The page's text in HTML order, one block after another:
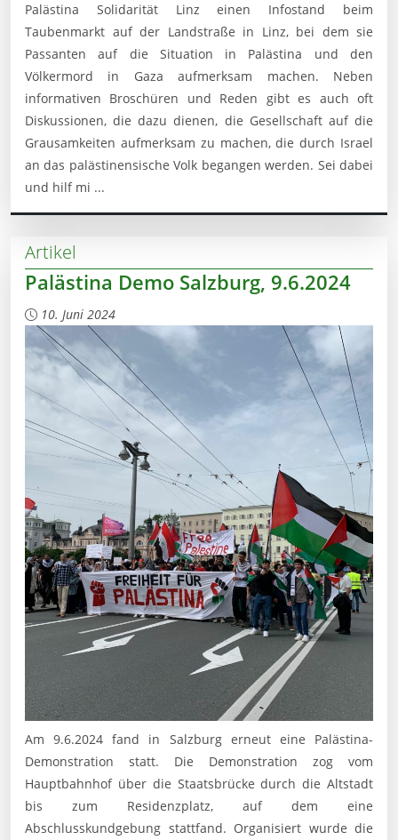
Palästina Solidarität Linz einen Infostand beim
Taubenmarkt auf der Landstraße in Linz, bei dem sie
Passanten auf die Situation in Palästina und den
Völkermord in Gaza aufmerksam machen. Neben
informativen Broschüren und Reden gibt es auch oft
Diskussionen, die dazu dienen, die Gesellschaft auf die
Grausamkeiten aufmerksam zu machen, die durch Israel
an das palästinensische Volk begangen werden. Sei dabei
und hilf mi ...
Artikel
Palästina Demo Salzburg, 9.6.2024
10. Juni 2024
Am 9.6.2024 fand in Salzburg erneut eine Palästina-
Demonstration statt. Die Demonstration zog vom
Hauptbahnhof über die Staatsbrücke durch die Altstadt
bis zum Residenzplatz, auf dem eine
Abschlusskundgebung stattfand. Organisiert wurde die